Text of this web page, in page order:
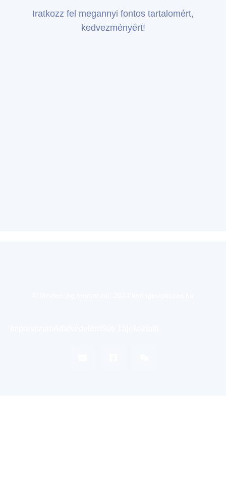
Iratkozz fel megannyi fontos tartalomért,
kedvezményért!